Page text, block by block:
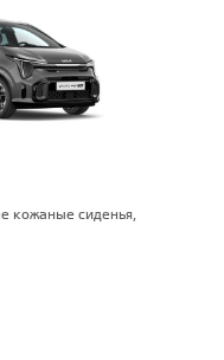
кожаные сиденья,